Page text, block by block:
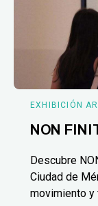
EXHIBICIÓN
NON
Descubre
Ciudad de
movimiento y